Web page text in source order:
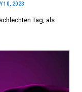
10, 2023
Tag, als